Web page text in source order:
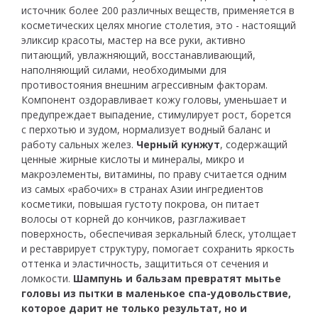
источник более 200 различных веществ, применяется в
косметических целях многие столетия, это - настоящий
эликсир красоты, мастер на все руки, активно
питающий, увлажняющий, восстанавливающий,
наполняющий силами, необходимыми для
противостояния внешним агрессивным факторам.
Компонент оздоравливает кожу головы, уменьшает и
предупреждает выпадение, стимулирует рост, борется
с перхотью и зудом, нормализует водный баланс и
работу сальных желез. Черный кунжут, содержащий
ценные жирные кислоты и минералы, микро и
макроэлементы, витамины, по праву считается одним
из самых «рабочих» в странах Азии ингредиентов
косметики, повышая густоту покрова, он питает
волосы от корней до кончиков, разглаживает
поверхность, обеспечивая зеркальный блеск, утолщает
и реставрирует структуру, помогает сохранить яркость
оттенка и эластичность, защититься от сечения и
ломкости. Шампунь и бальзам превратят мытье
головы из пытки в маленькое спа-удовольствие,
которое дарит не только результат, но и